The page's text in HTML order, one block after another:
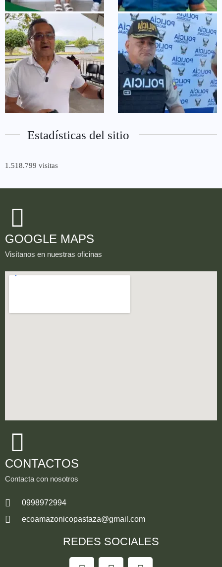
Estadísticas del sitio
1.518.799 visitas
GOOGLE MAPS
Visítanos en nuestras oficinas
CONTACTOS
Contacta con nosotros
0998972994
ecoamazonicopastaza@gmail.com
REDES SOCIALES